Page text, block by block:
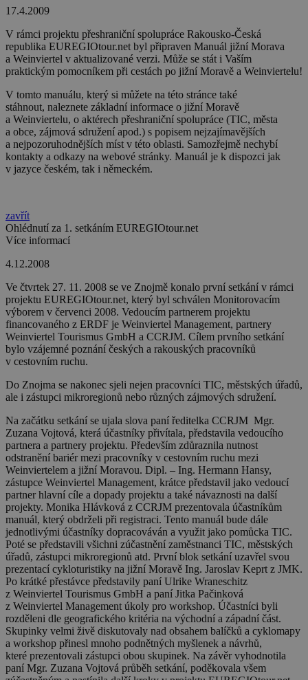
17.4.2009
V rámci projektu přeshraniční spolupráce Rakousko-Česká
republika EUREGIOtour.net byl připraven Manuál jižní Morava
a Weinviertel v aktualizované verzi. Může se stát i Vaším
praktickým pomocníkem při cestách po jižní Moravě a Weinviertelu!
V tomto manuálu, který si můžete na této stránce také
stáhnout, naleznete základní informace o jižní Moravě
a Weinviertelu, o aktérech přeshraniční spolupráce (TIC, města
a obce, zájmová sdružení apod.) s popisem nejzajímavějších
a nejpozoruhodnějších míst v této oblasti. Samozřejmě nechybí
kontakty a odkazy na webové stránky. Manuál je k dispozci jak
v jazyce českém, tak i německém.
zavřít
Ohlédnutí za 1. setkáním EUREGIOtour.net
Více informací
4.12.2008
Ve čtvrtek 27. 11. 2008 se ve Znojmě konalo první setkání v rámci
projektu EUREGIOtour.net, který byl schválen Monitorovacím
výborem v červenci 2008. Vedoucím partnerem projektu
financovaného z ERDF je Weinviertel Management, partnery
Weinviertel Tourismus GmbH a CCRJM. Cílem prvního setkání
bylo vzájemné poznání českých a rakouských pracovníků
v cestovním ruchu.
Do Znojma se nakonec sjeli nejen pracovníci TIC, městských úřadů,
ale i zástupci mikroregionů nebo různých zájmových sdružení.
Na začátku setkání se ujala slova paní ředitelka CCRJM Mgr.
Zuzana Vojtová, která účastníky přivítala, představila vedoucího
partnera a partnery projektu. Především zdůraznila nutnost
odstranění bariér mezi pracovníky v cestovním ruchu mezi
Weinviertelem a jižní Moravou. Dipl. – Ing. Hermann Hansy,
zástupce Weinviertel Management, krátce představil jako vedoucí
partner hlavní cíle a dopady projektu a také návaznosti na další
projekty. Monika Hlávková z CCRJM prezentovala účastníkům
manuál, který obdrželi při registraci. Tento manuál bude dále
jednotlivými účastníky dopracováván a využit jako pomůcka TIC.
Poté se představili všichni zúčastnění zaměstnanci TIC, městských
úřadů, zástupci mikroregionů atd. První blok setkání uzavřel svou
prezentací cykloturistiky na jižní Moravě Ing. Jaroslav Keprt z JMK.
Po krátké přestávce představily paní Ulrike Wraneschitz
z Weinviertel Tourismus GmbH a paní Jitka Pačinková
z Weinviertel Management úkoly pro workshop. Účastníci byli
rozděleni dle geografického kritéria na východní a západní část.
Skupinky velmi živě diskutovaly nad obsahem balíčků a cyklomapy
a workshop přinesl mnoho podnětných myšlenek a návrhů,
které prezentovali zástupci obou skupinek. Na závěr vyhodnotila
paní Mgr. Zuzana Vojtová průběh setkání, poděkovala všem